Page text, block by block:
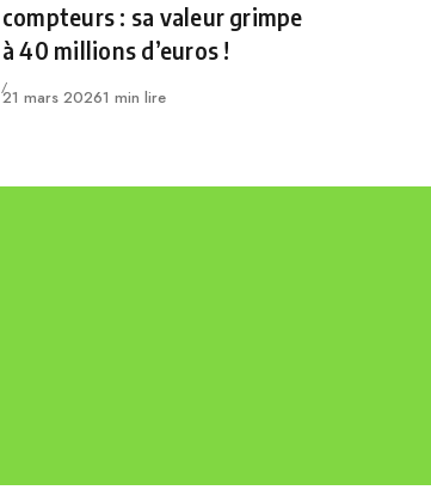
compteurs : sa valeur grimpe
à 40 millions d’euros !
Publié
21 mars 20261 min lire